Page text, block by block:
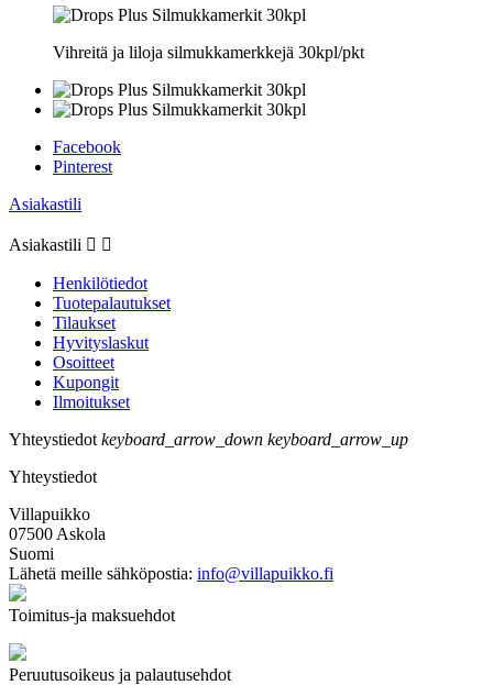
Vihreitä ja liloja silmukkamerkkejä 30kpl/pkt
Facebook
Pinterest
Asiakastili
Asiakastili  
Henkilötiedot
Tuotepalautukset
Tilaukset
Hyvityslaskut
Osoitteet
Kupongit
Ilmoitukset
Yhteystiedot keyboard_arrow_down keyboard_arrow_up
Yhteystiedot
Villapuikko
07500 Askola
Suomi
Lähetä meille sähköpostia: info@villapuikko.fi
Toimitus-ja maksuehdot
Peruutusoikeus ja palautusehdot